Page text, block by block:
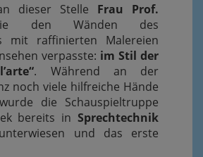
dieser Stelle Frau Prof.
den Wänden des
mit raffinierten Malereien
verpasste: im Stil der
. Während an der
noch viele hilfreiche Hände
die Schauspieltruppe
bereits in Sprechtechnik
und das erste